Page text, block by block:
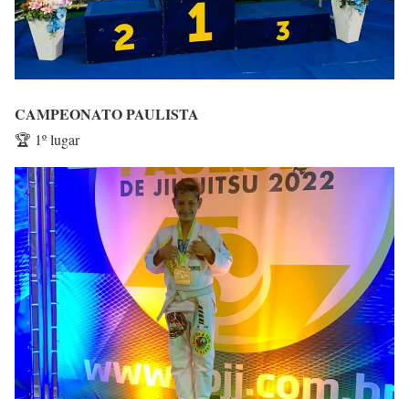
CAMPEONATO PAULISTA
🏆 1º lugar